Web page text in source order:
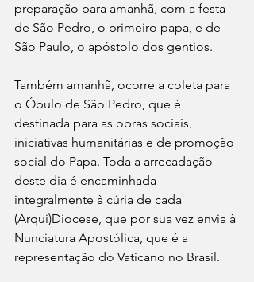
preparação para amanhã, com a festa
de São Pedro, o primeiro papa, e de
São Paulo, o apóstolo dos gentios.
Também amanhã, ocorre a coleta para
o Óbulo de São Pedro, que é
destinada para as obras sociais,
iniciativas humanitárias e de promoção
social do Papa. Toda a arrecadação
deste dia é encaminhada
integralmente à cúria de cada
(Arqui)Diocese, que por sua vez envia à
Nunciatura Apostólica, que é a
representação do Vaticano no Brasil.